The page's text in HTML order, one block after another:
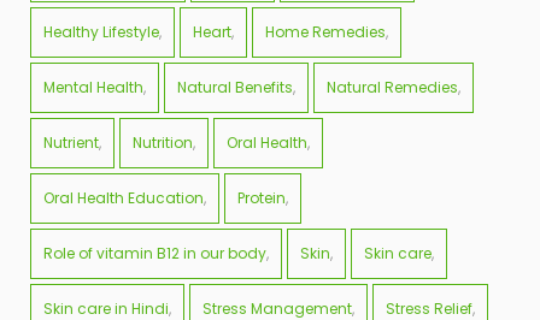
Healthy Lifestyle Heart Home Remedies
Mental Health Natural Benefits Natural Remedies
Nutrient Nutrition Oral Health
Oral Health Education Protein
Role of vitamin B12 in our body Skin Skin care
Skin care in Hindi Stress Management Stress Relief